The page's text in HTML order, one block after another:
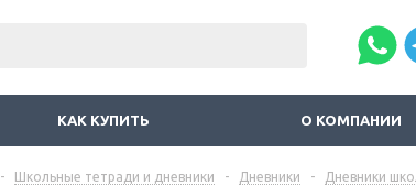
КАК КУПИТЬ О КОМПАНИИ
- Школьные тетради и дневники - Дневники - Дневники